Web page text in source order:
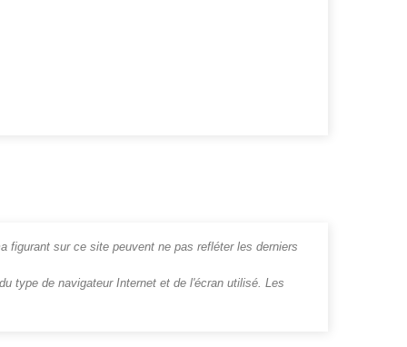
figurant sur ce site peuvent ne pas refléter les derniers
type de navigateur Internet et de l'écran utilisé. Les